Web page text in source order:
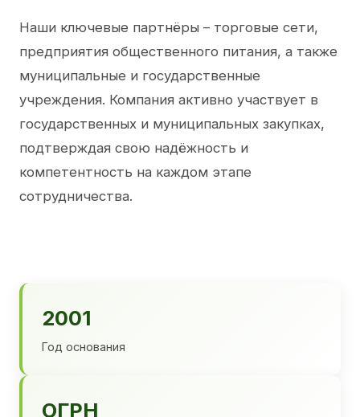
Наши ключевые партнёры – торговые сети,
предприятия общественного питания, а также
муниципальные и государственные
учреждения. Компания активно участвует в
государственных и муниципальных закупках,
подтверждая свою надёжность и
компетентность на каждом этапе
сотрудничества.
2001
Год основания
ОГРН